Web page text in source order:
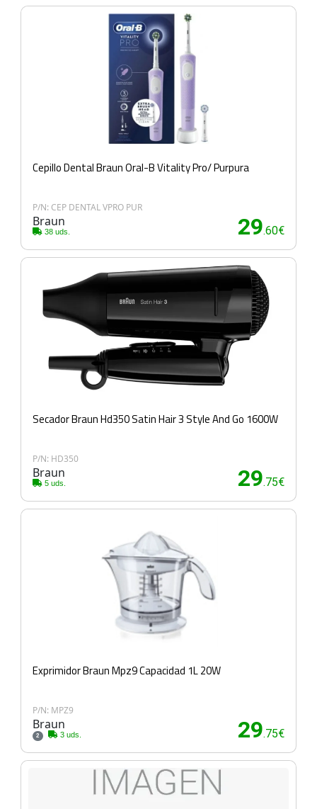
Cepillo Dental Braun Oral-B Vitality Pro/ Purpura
P/N: CEP DENTAL VPRO PUR
Braun
38 uds. 29.60€
Secador Braun Hd350 Satin Hair 3 Style And Go 1600W
P/N: HD350
Braun
5 uds. 29.75€
Exprimidor Braun Mpz9 Capacidad 1L 20W
P/N: MPZ9
Braun
2 3 uds. 29.75€